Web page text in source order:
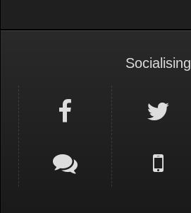
Socialising